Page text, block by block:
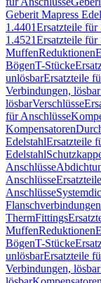
Geberit Mapress
1.4401Ersatzteile für
1.4521Ersatzteile für
MuffenReduktionen
BögenT-Stücke
unlösbarErsatzteile
Verbindungen, lösbar
lösbarVerschlüsse
für Anschlüsse
Kompensatoren
EdelstahlErsatzteile
Edelstahl
Anschlüsse
Anschlüsse
Anschlüsse
Flanschverbindungen
ThermFittings
MuffenReduktionen
BögenT-Stücke
unlösbarErsatzteile
Verbindungen, lösbar